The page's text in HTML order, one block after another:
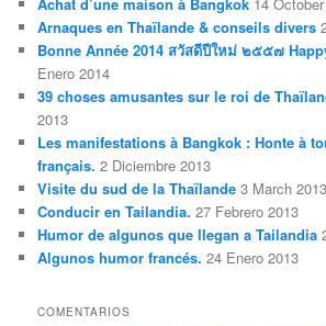
Arnaques en Thaïlande & conseils divers
Bonne Année 2014 สวัสดีปีใหม่ ๒๕๕๗
Enero 2014
39 choses amusantes sur le roi de
2013
Les manifestations à Bangkok : Honte à
français. 2 Diciembre 2013
Visite du sud de la Thaïlande 3 March 2013
Conducir en Tailandia. 27 Febrero 2013
Humor de algunos que llegan a Tailandia
Algunos humor francés. 24 Enero 2013
COMENTARIOS